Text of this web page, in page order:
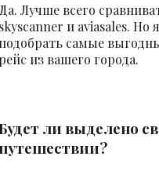
Лучше всего
и aviasales. Но
самые
из вашего города.
ли выделено